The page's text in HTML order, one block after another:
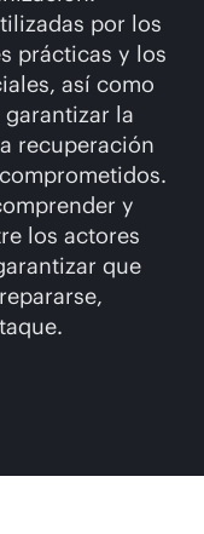
por los
prácticas y los
así como
la
recuperación
y
los actores
que